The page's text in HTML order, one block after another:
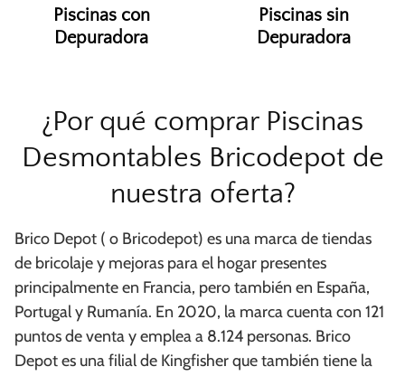
Piscinas con
Depuradora
Piscinas sin
Depuradora
¿Por qué comprar Piscinas
Desmontables Bricodepot de
nuestra oferta?
Brico Depot ( o Bricodepot) es una marca de tiendas
de bricolaje y mejoras para el hogar presentes
principalmente en Francia, pero también en España,
Portugal y Rumanía. En 2020, la marca cuenta con 121
puntos de venta y emplea a 8.124 personas. Brico
Depot es una filial de Kingfisher que también tiene la